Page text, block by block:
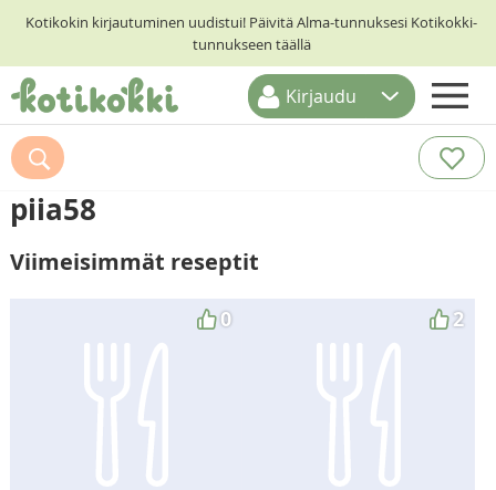
Kotikokin kirjautuminen uudistui! Päivitä Alma-tunnuksesi Kotikokki-
tunnukseen täällä
ETUSIVU
RESEPTIHAKU
RUOKATEEMAT
KESKUSTELUT
Kirjaudu
piia58
Viimeisimmät reseptit
0 2